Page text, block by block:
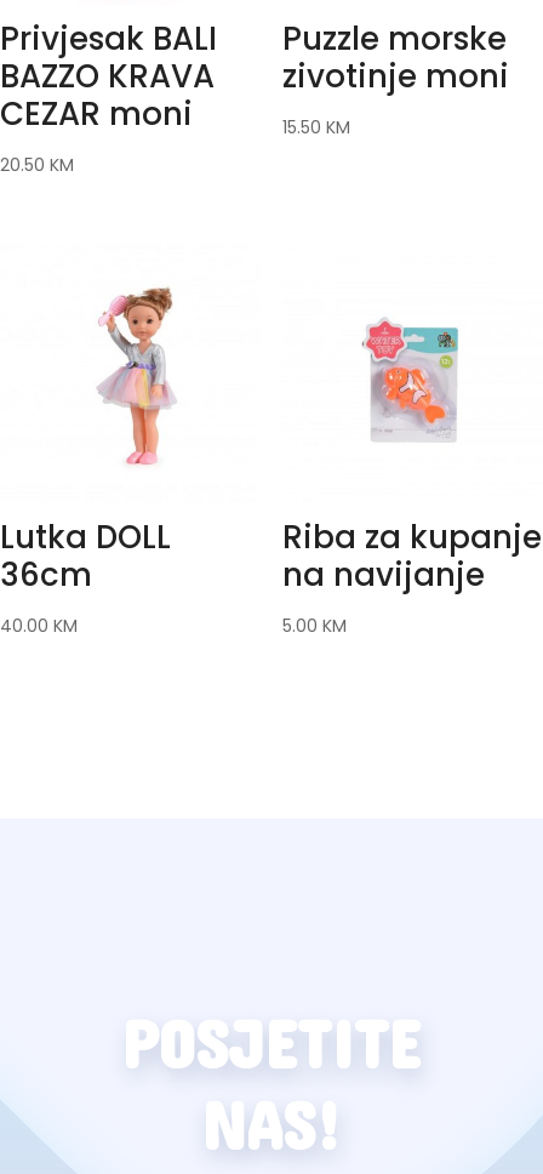
Privjesak BALI
BAZZO KRAVA
CEZAR moni
20.50 KM
Puzzle morske
zivotinje moni
15.50 KM
Lutka DOLL
36cm
40.00 KM
Riba za kupanje
na navijanje
5.00 KM
POSJETITE
NAS!